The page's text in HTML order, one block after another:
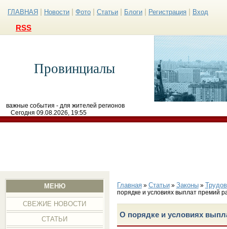
ГЛАВНАЯ Новости Фото Статьи Блоги Регистрация Вход
RSS
Провинциалы
важные события - для жителей регионов
Сегодня 09.08.2026, 19:55
МЕНЮ
СВЕЖИЕ НОВОСТИ
СТАТЬИ
Главная» Статьи» Законы»
порядке и условиях выплат премий
О порядке и условиях